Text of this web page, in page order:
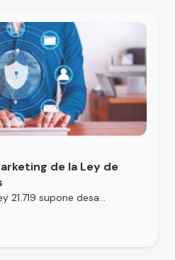
de la Ley de
21.719 supone desa…